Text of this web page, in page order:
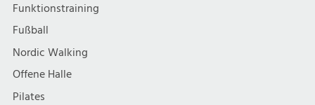
Funktionstraining
Fußball
Nordic Walking
Offene Halle
Pilates